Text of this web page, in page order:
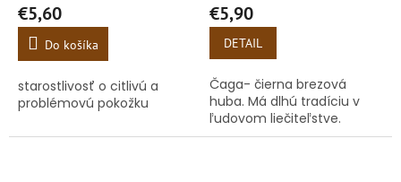
€5,60
Do košíka
starostlivosť o citlivú a
problémovú pokožku
€5,90
DETAIL
Čaga- čierna brezová
huba. Má dlhú tradíciu v
ľudovom liečiteľstve.